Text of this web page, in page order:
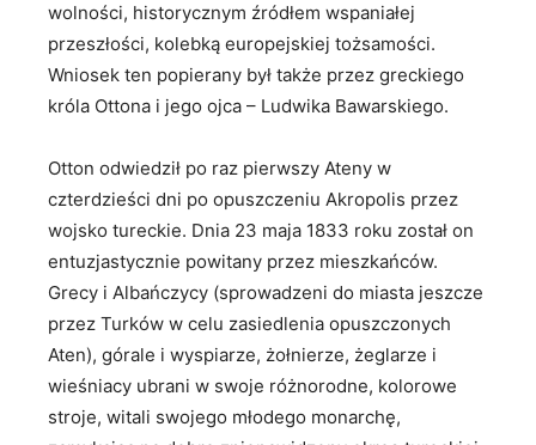
wolności, historycznym źródłem wspaniałej
przeszłości, kolebką europejskiej tożsamości.
Wniosek ten popierany był także przez greckiego
króla Ottona i jego ojca – Ludwika Bawarskiego.
Otton odwiedził po raz pierwszy Ateny w
czterdzieści dni po opuszczeniu Akropolis przez
wojsko tureckie. Dnia 23 maja 1833 roku został on
entuzjastycznie powitany przez mieszkańców.
Grecy i Albańczycy (sprowadzeni do miasta jeszcze
przez Turków w celu zasiedlenia opuszczonych
Aten), górale i wyspiarze, żołnierze, żeglarze i
wieśniacy ubrani w swoje różnorodne, kolorowe
stroje, witali swojego młodego monarchę,